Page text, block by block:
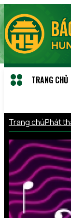
TRANG CHỦ
Trang chủPhát